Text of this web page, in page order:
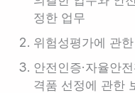
정한 업무
위험성평가에 관
안전인증·자율안
격품 선정에 관한